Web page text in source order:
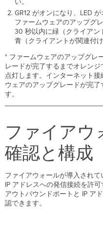
置
GR12
を
固
す
る
GR12
の
源
れ
る
デ
イ
ス
の
機
い。
GR12 がオンになり、LED
ファームウェアのアップグ
30 秒以内に緑（クライアン
青（クライアントが関連付
* ファームウェアのアップグレ
レードが完了するまでオレン
点灯します。インターネット
ウェアのアップグレードが完
す。
ファイアウ
確認と構成
ファイアウォールが導入され
IP アドレスへの発信接続を許
アウトバウンドポートと IP ア
認できます。